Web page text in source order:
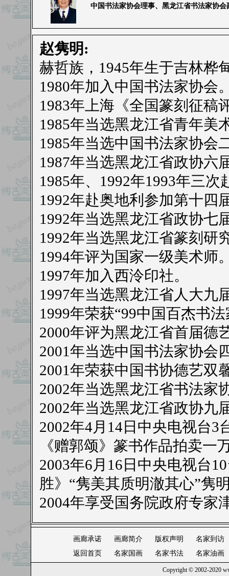
中国书法家协会理事、黑龙江省书法家协
赵隽明:
赫哲族，1945年生于吉林桦
1980年加入中国书法家协会
1983年上海《全国篆刻征稿
1985年当选黑龙江省青年美
1985年当选中国书法家协会
1987年当选黑龙江省政协六
1985年、1992年1993年三
1992年赴奥地利参加第十四
1992年当选黑龙江省政协七
1992年当选黑龙江省篆刻研
1994年评为国家一级美术师
1997年加入西泠印社。
1997年当选黑龙江省人大九
1999年荣获“99中国百杰书法
2000年评为黑龙江省首届德
2001年当选中国书法家协会
2001年荣获中国书协德艺双
2002年当选黑龙江省书法家
2002年当选黑龙江省政协九
2002年4月14日中央电视台
《赠郭颂》篆书作品拍卖一
2003年6月16日中央电视台
胜》“隽美其质明澈其心”隽
2004年享受国务院政府专家
画廊承诺 画廊简介 版权声明
名家到访
返回首页
名家国画 名家书法 名家油画
Copyright © 2002-2020